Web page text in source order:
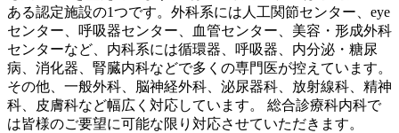
ある認定施設の1つです。外科系には人工関節センター、eye
センター、呼吸器センター、血管センター、美容・形成外科
センターなど、内科系には循環器、呼吸器、内分泌・糖尿
病、消化器、腎臓内科などで多くの専門医が控えています。
その他、一般外科、脳神経外科、泌尿器科、放射線科、精神
科、皮膚科など幅広く対応しています。 総合診療科内科で
は皆様のご要望に可能な限り対応させていただきます。